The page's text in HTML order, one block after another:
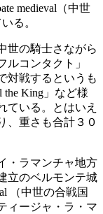
medieval（中世
る。
世の騎士さながら
コンタクト」
対戦するというも
King」など様
ている。とはいえ
、重さも合計３０
・ラマンチャ地方
立のベルモンテ城
（中世の合戦国
ィージャ・ラ・マ